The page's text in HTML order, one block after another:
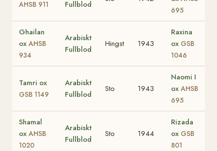
AHSB 911
Fullblod
695
Ghailan
ox AHSB
934
Arabiskt
Fullblod
Hingst 1943
Raxina
ox GSB
1046
Tamri ox
GSB 1149
Arabiskt
Fullblod
Sto 1943
Naomi I
ox AHSB
695
Shamal
ox AHSB
1020
Arabiskt
Fullblod
Sto 1944
Rizada
ox GSB
801